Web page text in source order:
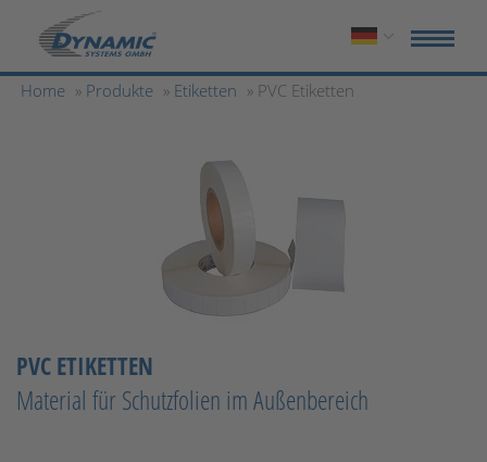
Home » Produkte » Etiketten » PVC Etiketten
PVC ETIKETTEN
Material für Schutzfolien im Außenbereich